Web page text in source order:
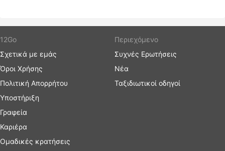
12Go
Σχετικά με εμάς
Όροι Χρήσης
Πολιτική Απορρήτου
Υποστήριξη
Γραφεία
Καριέρα
Ομαδικές κρατήσεις
Περιεχόμενο
Συχνές Ερωτήσεις
Νέα
Ταξιδιωτικοί οδηγοί